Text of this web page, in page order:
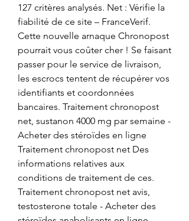
127 critères analysés. Net : Vérifie la
fiabilité de ce site – FranceVerif.
Cette nouvelle arnaque Chronopost
pourrait vous coûter cher ! Se faisant
passer pour le service de livraison,
les escrocs tentent de récupérer vos
identifiants et coordonnées
bancaires. Traitement chronopost
net, sustanon 4000 mg par semaine -
Acheter des stéroïdes en ligne
Traitement chronopost net Des
informations relatives aux
conditions de traitement de ces.
Traitement chronopost net avis,
testosterone totale - Acheter des